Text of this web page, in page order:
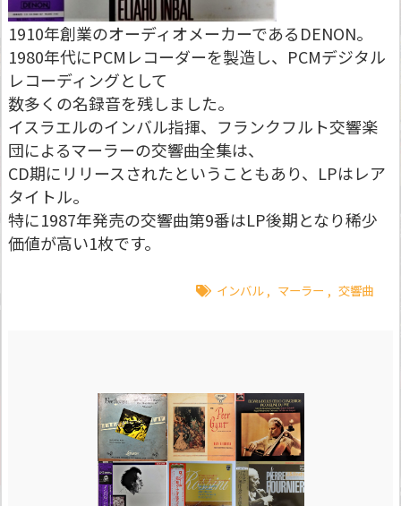
1910年創業のオーディオメーカーであるDENON。
1980年代にPCMレコーダーを製造し、PCMデジタル
レコーディングとして
数多くの名録音を残しました。
イスラエルのインバル指揮、フランクフルト交響楽
団によるマーラーの交響曲全集は、
CD期にリリースされたということもあり、LPはレア
タイトル。
特に1987年発売の交響曲第9番はLP後期となり稀少
価値が高い1枚です。
インバル , マーラー , 交響曲